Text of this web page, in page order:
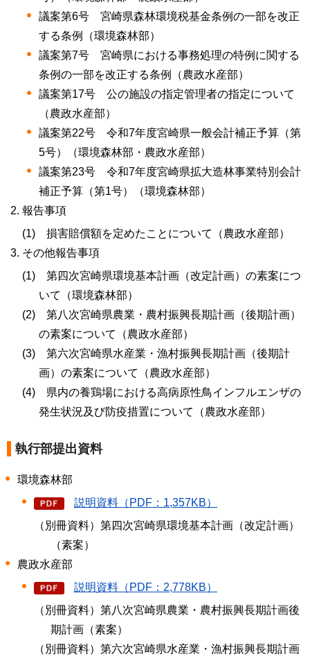
議案第6号
宮崎県森林環境税基金条例の一部を改正
する条例（環境森林部）
議案第7号
宮崎県における事務処理の特例に関する
条例の一部を改正する条例（農政水産部）
議案第17号
公の施設の指定管理者の指定について
（農政水産部）
議案第22号
令和7年度宮崎県一般会計補正予算（第
5号）（環境森林部・農政水産部）
議案第23号
令和7年度宮崎県拡大造林事業特別会計
補正予算（第1号）（環境森林部）
報告事項
(1)
損害賠償額を定めたことについて（農政水産部）
その他報告事項
(1)
第四次宮崎県環境基本計画（改定計画）の素案につ
いて（環境森林部）
(2)
第八次宮崎県農業・農村振興長期計画（後期計画）
の素案について（農政水産部）
(3)
第六次宮崎県水産業・漁村振興長期計画（後期計
画）の素案について（農政水産部）
(4)
県内の養鶏場における高病原性鳥インフルエンザの
発生状況及び防疫措置について（農政水産部）
執行部提出資料
環境森林部
説明資料（PDF：1,357KB）
（別冊資料）第四次宮崎県環境基本計画（改定計画）
（素案）
農政水産部
説明資料（PDF：2,778KB）
（別冊資料）第八次宮崎県農業・農村振興長期計画後
期計画（素案）
（別冊資料）第六次宮崎県水産業・漁村振興長期計画